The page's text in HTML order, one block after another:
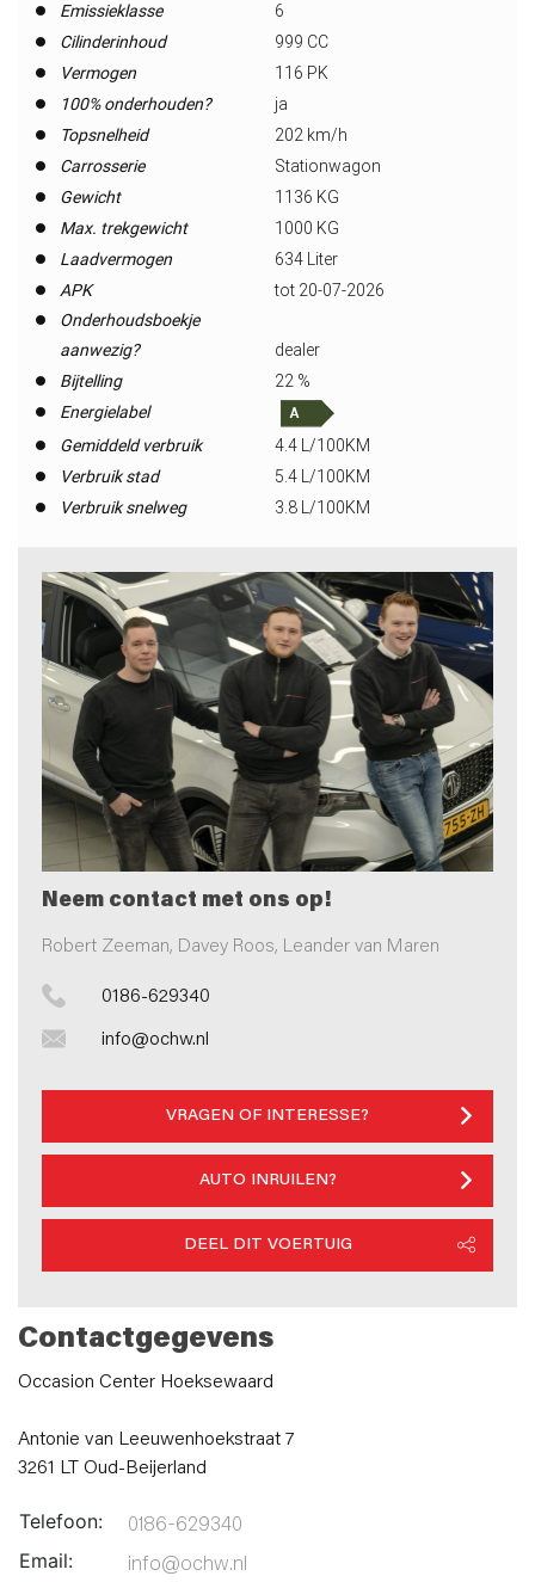
Emissieklasse
6
Cilinderinhoud
999 CC
Vermogen
116 PK
100% onderhouden?
ja
Topsnelheid
202 km/h
Carrosserie
Stationwagon
Gewicht
1136 KG
Max. trekgewicht
1000 KG
Laadvermogen
634 Liter
APK
tot 20-07-2026
Onderhoudsboekje
aanwezig?
dealer
Bijtelling
22 %
Energielabel
Gemiddeld verbruik
4.4 L/100KM
Verbruik stad
5.4 L/100KM
Verbruik snelweg
3.8 L/100KM
Neem contact met ons op!
Robert Zeeman, Davey Roos, Leander van Maren
0186-629340
info@ochw.nl
VRAGEN OF INTERESSE?
AUTO INRUILEN?
DEEL DIT VOERTUIG
Contactgegevens
Occasion Center Hoeksewaard
Antonie van Leeuwenhoekstraat 7
3261 LT Oud-Beijerland
Telefoon: 0186-629340
Email: info@ochw.nl